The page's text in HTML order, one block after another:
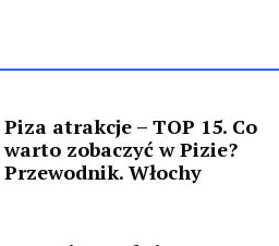
Piza atrakcje – TOP 15. Co
warto zobaczyć w Pizie?
Przewodnik. Włochy